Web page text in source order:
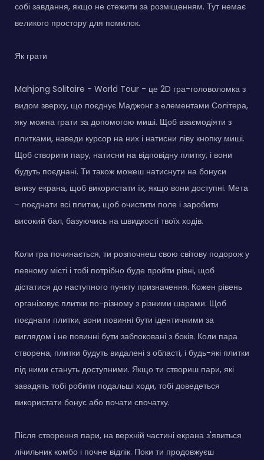
собі завдання, якщо не стежити за розміщенням. Тут немає
великого простору для помилок.
Як грати
Mahjong Solitaire - World Tour - це 2D гра-головоломка з
видом зверху, що поєднує Маджонг з елементами Солітера,
яку можна грати за допомогою миші. Щоб взаємодіяти з
плитками, наведи курсор на них і натисни ліву кнопку миші.
Щоб створити пару, натисни на відповідну плитку, і вони
будуть поєднані. Ти також можеш натиснути на бонуси
внизу екрана, щоб використати їх, якщо вони доступні. Мета
- поєднати всі плитки, щоб очистити поле і заробити
високий бал, базуючись на швидкості твоїх ходів.
Коли гра починається, ти розпочнеш свою світову подорож у
певному місті і тобі потрібно буде пройти рівні, щоб
дістатися до наступного пункту призначення. Кожен рівень
організовує плитки по-різному з різними шарами. Щоб
поєднати плитки, вони повинні бути ідентичними за
виглядом і не повинні бути заблоковані з боків. Коли пара
створена, плитки будуть видалені з області, і будь-які плитки
під ними стануть доступними. Якщо ти створиш пари, які
завадять тобі робити подальші ходи, тобі доведеться
використати бонус або почати спочатку.
Після створення пари, на верхній частині екрана з'явиться
лічильник комбо і почне відлік. Поки ти продовжуєш